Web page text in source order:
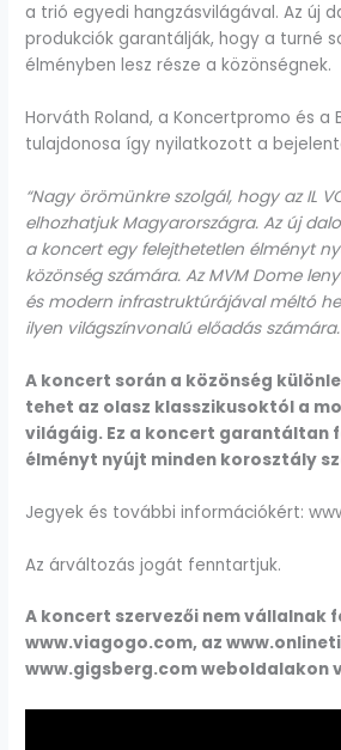
a trió egyedi hangzásvilágával. Az új
produkciók garantálják, hogy a turné
élményben lesz része a közönségnek.
Horváth Roland, a Koncertpromo és a
tulajdonosa így nyilatkozott a
“Nagy örömünkre szolgál, hogy az IL
elhozhatjuk Magyarországra. Az új
a koncert egy felejthetetlen élményt
közönség számára. Az MVM Dome
és modern infrastruktúrájával méltó
ilyen világszínvonalú előadás
A koncert során a közönség
tehet az olasz klasszikusoktól a
világáig. Ez a koncert garantáltan
élményt nyújt minden korosztály
Jegyek és további információkért:
Az árváltozás jogát fenntartjuk.
A koncert szervezői nem vállalnak
www.viagogo.com, az
www.gigsberg.com weboldalakon